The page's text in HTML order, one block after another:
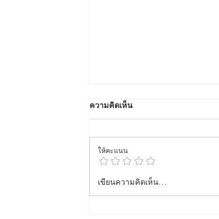
สักคิ้วที่ไหนดี ปี 2569 – แนะนำ
ร้าน Crown Eyebrows &
ความคิดเห็น
ให้คะแนน
เขียนความคิดเห็น…